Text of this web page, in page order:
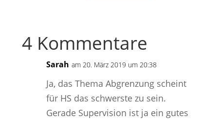
4 Kommentare
Sarah am 20. März 2019 um 20:38
Ja, das Thema Abgrenzung scheint
für HS das schwerste zu sein.
Gerade Supervision ist ja ein gutes